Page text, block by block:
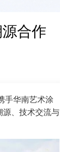
合作
手华南艺术涂
源、技术交流与